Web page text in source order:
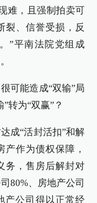
难，且强制拍卖可
裂、信誉受损，反
”平南法院党组成
可能造成“双输”局
转为“双赢”？
成“活封活扣”和解
作为债权保障，
务，售房后解封对
80%、房地产公司
产公司得以正常经